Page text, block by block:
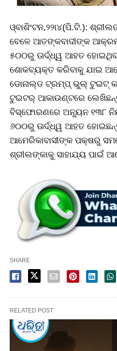
ଓ୍ବାଶିଂଟନ,୨୨ା୪(ପି.ଟି.):
ବେଳେ ଆତଙ୍କବାଦୀଙ୍କ
୫୦୦ରୁ ଊର୍ଦ୍ଧ୍ୱ ଆହତ
ଶୋକବ୍ୟକ୍ତ କରିବାକୁ ଯାଇ
ଡୋନାଲ୍ଡ ଟ୍ରମ୍ପ୍‌ ଭୁଲ୍‌ ଟୁଇଟ୍‌
ଟୁଇଟର୍‌ ଆକାଉଣ୍ଟରେ
ବିସ୍ଫୋରଣରେ ଅନୂ୍ୟନ ୧୩୮
୬୦୦ରୁ ଊର୍ଦ୍ଧ୍ୱ ଆହତ
ଆମେରିକାବାସୀଙ୍କ ପକ୍ଷରୁ
ଶ୍ରୀଲଙ୍କାକୁ ସାହାଯ୍ୟ ପାଇଁ
SHARE
RELATED POST